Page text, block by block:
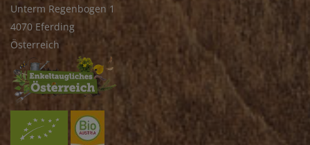
Unterm Regenbogen 1
4070 Eferding
Österreich